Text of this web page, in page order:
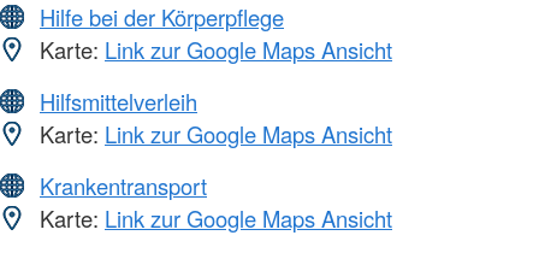
Hilfe bei der Körperpflege
Karte: Link zur Google Maps Ansicht
Hilfsmittelverleih
Karte: Link zur Google Maps Ansicht
Krankentransport
Karte: Link zur Google Maps Ansicht